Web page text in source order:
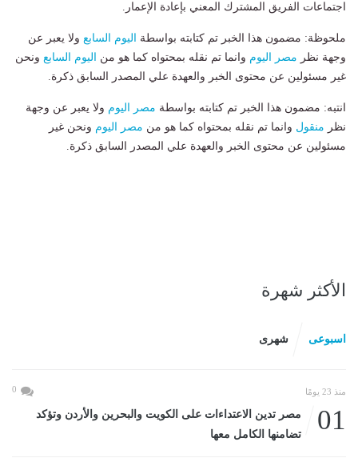
اجتماعات الفريق المشترك المعني بإعادة الإعمار.
ملحوظة: مضمون هذا الخبر تم كتابته بواسطة اليوم السابع ولا يعبر عن
وجهة نظر مصر اليوم وانما تم نقله بمحتواه كما هو من اليوم السابع ونحن
غير مسئولين عن محتوى الخبر والعهدة علي المصدر السابق ذكرة.
انتبه: مضمون هذا الخبر تم كتابته بواسطة مصر اليوم ولا يعبر عن وجهة
نظر منقول وانما تم نقله بمحتواه كما هو من مصر اليوم ونحن غير
مسئولين عن محتوى الخبر والعهدة علي المصدر السابق ذكرة.
الأكثر شهرة
اسبوعى شهرى
منذ 23 يومًا 0
01
مصر تدين الاعتداءات على الكويت والبحرين والأردن وتؤكد
تضامنها الكامل معها